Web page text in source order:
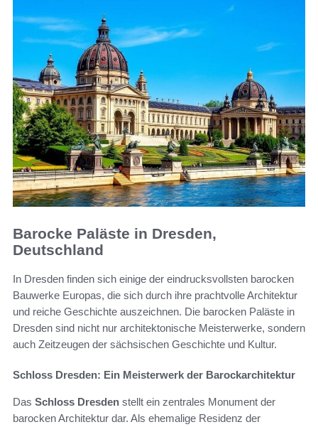
Barocke Paläste in Dresden,
Deutschland
In Dresden finden sich einige der eindrucksvollsten barocken
Bauwerke Europas, die sich durch ihre prachtvolle Architektur
und reiche Geschichte auszeichnen. Die barocken Paläste in
Dresden sind nicht nur architektonische Meisterwerke, sondern
auch Zeitzeugen der sächsischen Geschichte und Kultur.
Schloss Dresden: Ein Meisterwerk der Barockarchitektur
Das Schloss Dresden stellt ein zentrales Monument der
barocken Architektur dar. Als ehemalige Residenz der